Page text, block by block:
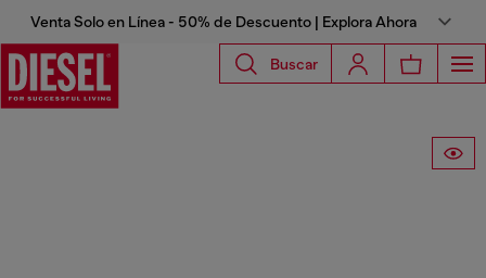
Venta Solo en Línea - 50% de Descuento | Explora Ahora
Buscar